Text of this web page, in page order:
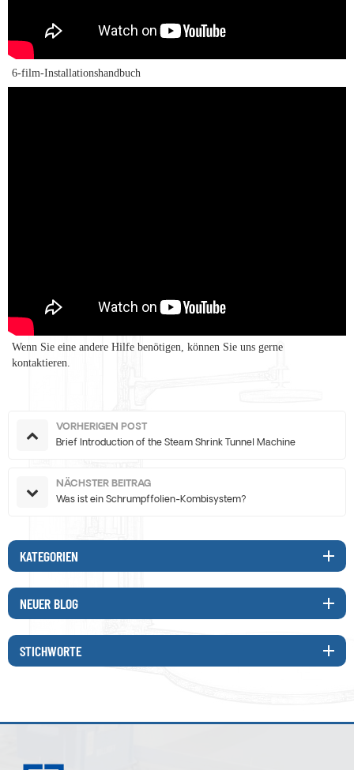
6-film-Installationshandbuch
Wenn Sie eine andere Hilfe benötigen, können Sie uns gerne
kontaktieren.
VORHERIGEN POST
Brief Introduction of the Steam Shrink Tunnel Machine
NÄCHSTER BEITRAG
Was ist ein Schrumpffolien-Kombisystem?
KATEGORIEN
NEUER BLOG
STICHWORTE